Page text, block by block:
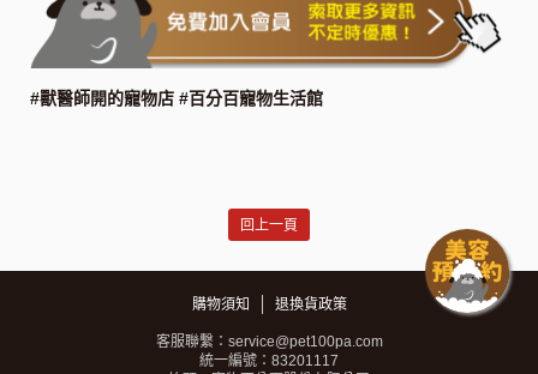
#獸醫師開的寵物店 #百分百寵物生活館
回上一頁
統一編號：83201117
客服聯繫：service@pet100pa.com
購物須知 退換貨政策